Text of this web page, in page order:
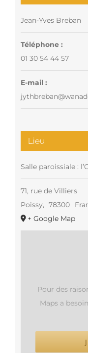
Jean-Yves Breban
Téléphone :
01 30 54 44 57
E-mail :
Lieu
Salle paroissiale :
71, rue de Villiers
Poissy, 78300
+ Google Map
Pour des
Maps a